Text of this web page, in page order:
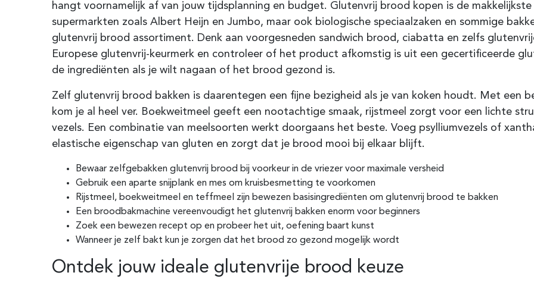
hangt voornamelijk af van jouw tijdsplanning en budget. Glutenvrij brood kopen is de
supermarkten zoals Albert Heijn en Jumbo, maar ook biologische speciaalzaken en sommige
glutenvrij brood assortiment. Denk aan voorgesneden sandwich brood, ciabatta en zelfs
Europese glutenvrij-keurmerk en controleer of het product afkomstig is uit een gecertificeerde
de ingrediënten als je wilt nagaan of het brood gezond is.
Zelf glutenvrij brood bakken is daarentegen een fijne bezigheid als je van koken houdt. Met een
kom je al heel ver. Boekweitmeel geeft een nootachtige smaak, rijstmeel zorgt voor een lichte
vezels. Een combinatie van meelsoorten werkt doorgaans het beste. Voeg psylliumvezels of
elastische eigenschap van gluten en zorgt dat je brood mooi bij elkaar blijft.
Bewaar zelfgebakken glutenvrij brood bij voorkeur in de vriezer voor maximale versheid
Gebruik een aparte snijplank en mes om kruisbesmetting te voorkomen
Rijstmeel, boekweitmeel en teffmeel zijn bewezen basisingrediënten om glutenvrij brood te bakken
Een broodbakmachine vereenvoudigt het glutenvrij bakken enorm voor beginners
Zoek een bewezen recept op en probeer het uit, oefening baart kunst
Wanneer je zelf bakt kun je zorgen dat het brood zo gezond mogelijk wordt
Ontdek jouw ideale glutenvrije brood keuze